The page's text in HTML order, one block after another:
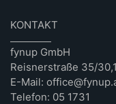
KONTAKT
fynup GmbH
Reisnerstraße 35/
E-Mail:
Telefon: 05 1731